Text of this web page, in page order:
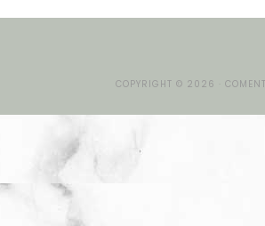
COPYRIGHT © 2026 ·